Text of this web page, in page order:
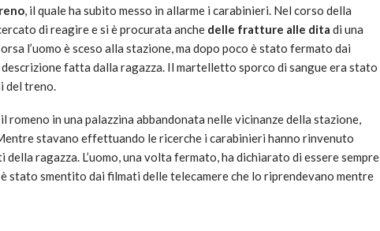
, il quale ha subito messo in allarme i carabinieri. Nel corso della
di reagire e si è procurata anche delle fratture alle dita di una
l’uomo è sceso alla stazione, ma dopo poco è stato fermato dai
fatta dalla ragazza. Il martelletto sporco di sangue era stato
del treno.
romeno in una palazzina abbandonata nelle vicinanze della stazione,
stavano effettuando le ricerche i carabinieri hanno rinvenuto
della ragazza. L’uomo, una volta fermato, ha dichiarato di essere sempre
stato smentito dai filmati delle telecamere che lo riprendevano mentre